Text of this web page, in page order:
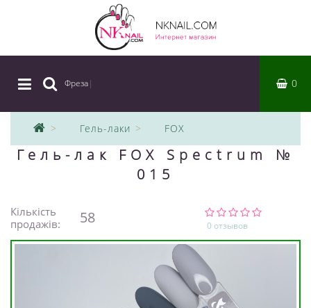
Фреза| 0
Гель-лаки FOX
Гель-лак FOX Spectrum №
015
Кількість
продажів:
58 0 отзывов